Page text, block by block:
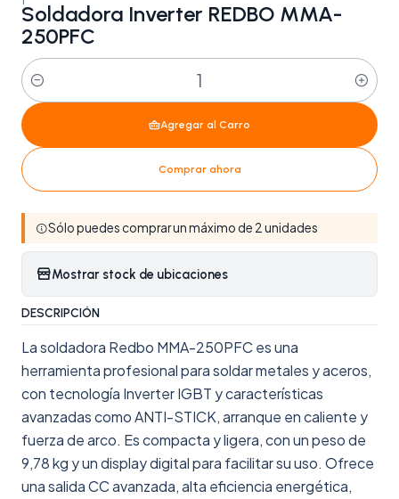
Soldadora Inverter REDBO MMA-
250PFC
Cantidad
Agregar al Carro
Comprar ahora
Sólo puedes comprar un máximo de 2 unidades
Mostrar stock de ubicaciones
DESCRIPCIÓN
La soldadora Redbo MMA-250PFC es una
herramienta profesional para soldar metales y aceros,
con tecnología Inverter IGBT y características
avanzadas como ANTI-STICK, arranque en caliente y
fuerza de arco. Es compacta y ligera, con un peso de
9,78 kg y un display digital para facilitar su uso. Ofrece
una salida CC avanzada, alta eficiencia energética,